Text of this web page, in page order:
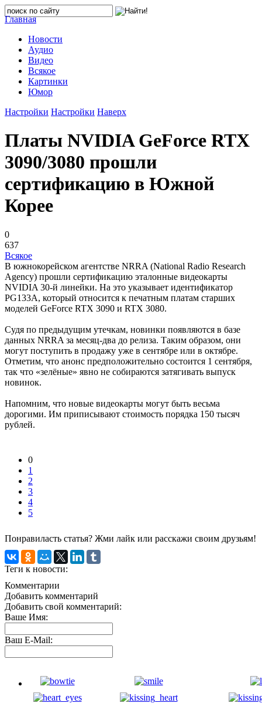
Главная
Новости
Аудио
Видео
Всякое
Картинки
Юмор
Настройки Настройки Наверх
Платы NVIDIA GeForce RTX
3090/3080 прошли
сертификацию в Южной
Корее
0
637
Всякое
В южнокорейском агентстве NRRA (National Radio Research
Agency) прошли сертификацию эталонные видеокарты
NVIDIA 30-й линейки. На это указывает идентификатор
PG133A, который относится к печатным платам старших
моделей GeForce RTX 3090 и RTX 3080.
Судя по предыдущим утечкам, новинки появляются в базе
данных NRRA за месяц-два до релиза. Таким образом, они
могут поступить в продажу уже в сентябре или в октябре.
Отметим, что анонс предположительно состоится 1 сентября,
так что «зелёные» явно не собираются затягивать выпуск
новинок.
Напомним, что новые видеокарты могут быть весьма
дорогими. Им приписывают стоимость порядка 150 тысяч
рублей.
0
1
2
3
4
5
Понравиласть статья? Жми лайк или расскажи своим друзьям!
Теги к новости:
Комментарии
Добавить комментарий
Добавить свой комментарий:
Ваше Имя:
Ваш E-Mail: